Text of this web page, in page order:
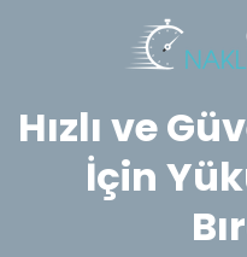
Hızlı ve
İçin